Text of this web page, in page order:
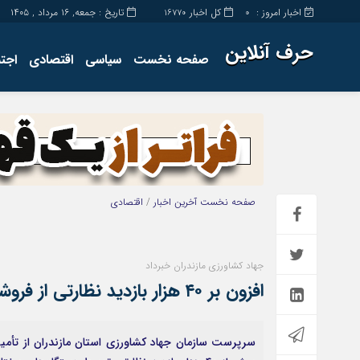
کل اخبار 16770 اخبار امروز : 0 تاریخ : جمعه, ۱۶ مرداد , ۱۴۰۵
حرف آنلاین صفحه نخست سیاسی اقتصادی
صفحه نخست آخرین اخبار / اقتصادی
جهاد کشاورزی مازندران خبرداد
افزون بر ۴۰ هزار بازدید نظارتی از فروشگاه‌های استان